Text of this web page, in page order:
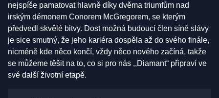
nejspíše pamatovat hlavně díky dvěma triumfům nad
irským démonem Conorem McGregorem, se kterým
předvedl skvělé bitvy. Dost možná budoucí člen síně slávy
je sice smutný, že jeho kariéra dospěla až do svého finále,
nicméně kde něco končí, vždy něco nového začíná, takže
se můžeme těšit na to, co si pro nás ,,Diamant“ připraví ve
své další životní etapě.